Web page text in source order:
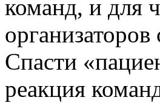
команд, и для
Спасти
реакция